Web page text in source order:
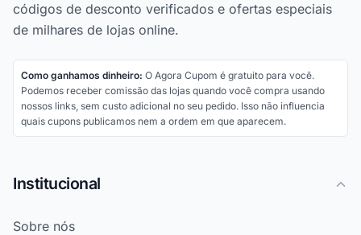
códigos de desconto verificados e ofertas especiais
de milhares de lojas online.
Como ganhamos dinheiro: O Agora Cupom é gratuito para você.
Podemos receber comissão das lojas quando você compra usando
nossos links, sem custo adicional no seu pedido. Isso não influencia
quais cupons publicamos nem a ordem em que aparecem.
Institucional
Sobre nós